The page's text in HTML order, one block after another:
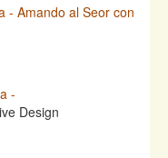
- Amando al Seor con
-